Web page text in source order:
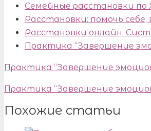
Семейные расстановки по
Расстановки: помочь
Расстановки онлайн.
Практика “Завершение
Практика “Завершение
Практика “Завершение
Похожие статьи